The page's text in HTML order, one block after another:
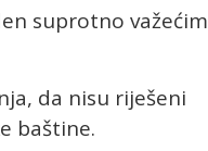
suprotno važećim
da nisu riješeni
baštine.